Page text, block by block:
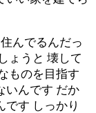
んでるんだっ
ょうと 壊して
ものを目指す
いんです だか
です しっかり